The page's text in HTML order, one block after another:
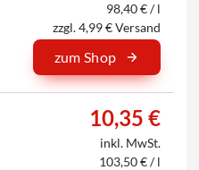
98,40 € / l
zzgl. 4,99 € Versand
zum Shop
10,35 €
inkl. MwSt.
103,50 € / l